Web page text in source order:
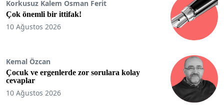
Korkusuz Kalem Osman Ferit
Çok önemli bir ittifak!
10 Ağustos 2026
Kemal Özcan
Çocuk ve ergenlerde zor sorulara kolay
cevaplar
10 Ağustos 2026